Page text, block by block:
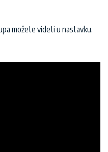
možete videti u nastavku.